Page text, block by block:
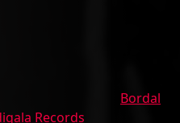
Bordal
Records